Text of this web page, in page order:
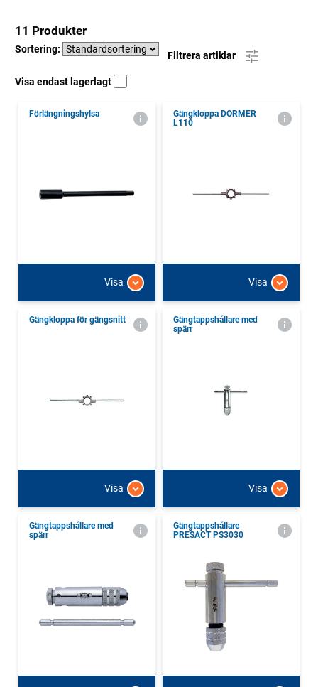
11 Produkter
Sortering:
Filtrera artiklar
Visa endast lagerlagt
Förlängningshylsa
Visa
Gängkloppa DORMER
L110
Visa
Gängkloppa för gängsnitt
Visa
Gängtappshållare med
spärr
Visa
Gängtappshållare med
spärr
Gängtappshållare
PRESACT PS3030